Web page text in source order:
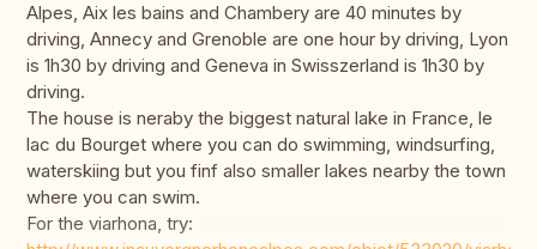
Alpes, Aix les bains and Chambery are 40 minutes by
driving, Annecy and Grenoble are one hour by driving, Lyon
is 1h30 by driving and Geneva in Swisszerland is 1h30 by
driving.
The house is neraby the biggest natural lake in France, le
lac du Bourget where you can do swimming, windsurfing,
waterskiing but you finf also smaller lakes nearby the town
where you can swim.
For the viarhona, try: